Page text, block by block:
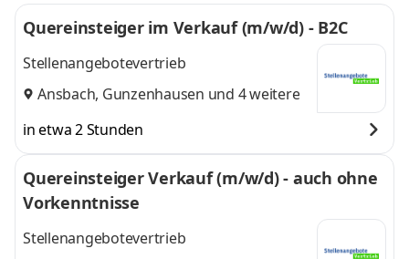
Quereinsteiger im Verkauf (m/w/d) - B2C
Stellenangebotevertrieb
Ansbach, Gunzenhausen und 4 weitere
in etwa 2 Stunden
Quereinsteiger Verkauf (m/w/d) - auch ohne
Vorkenntnisse
Stellenangebotevertrieb